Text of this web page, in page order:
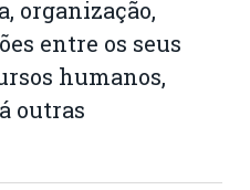
organização,
entre os seus
humanos,
outras